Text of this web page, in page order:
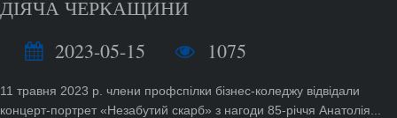
ДІЯЧА ЧЕРКАЩИНИ
2023-05-15
1075
11 травня 2023 р. члени профспілки бізнес-коледжу відвідали
концерт-портрет «Незабутий скарб» з нагоди 85-річчя Анатолія...